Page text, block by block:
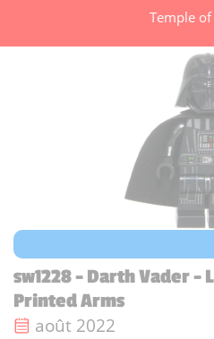
Temple
sw1228 - Darth Vader -
Printed Arms
Date de sortie :
août 2022